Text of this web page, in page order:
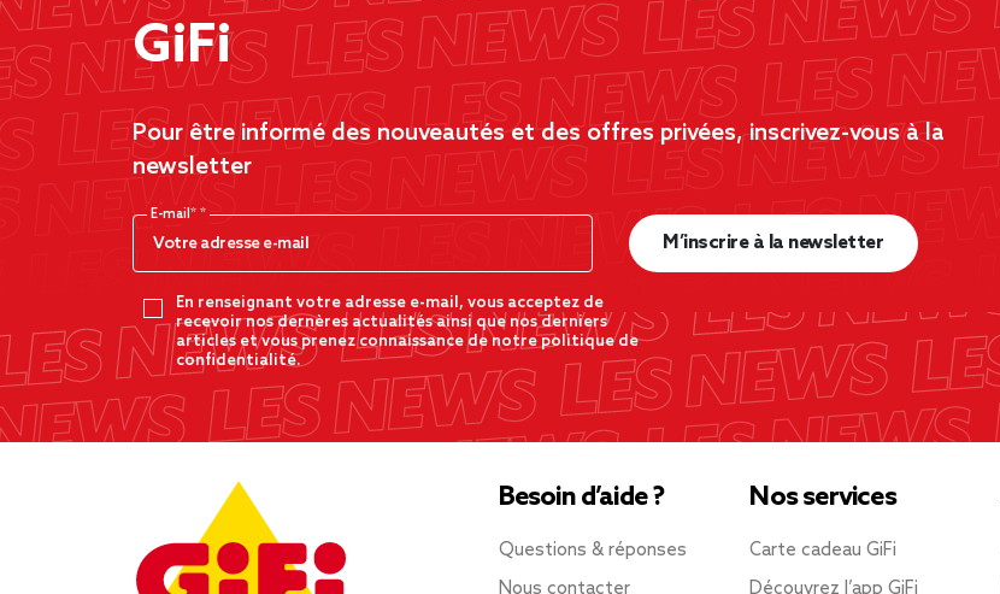
GiFi
Pour être informé des nouveautés et des offres privées, inscrivez-vous à la
newsletter
E-mail*
En renseignant votre adresse e-mail, vous acceptez de
recevoir nos dernères actualités ainsi que nos derniers
articles et vous prenez connaissance de notre politique de
confidentialité.
M’inscrire à la newsletter
Besoin d’aide ?
Questions & réponses
Nous contacter
Nos services
Carte cadeau GiFi
Découvrez l’app GiFi